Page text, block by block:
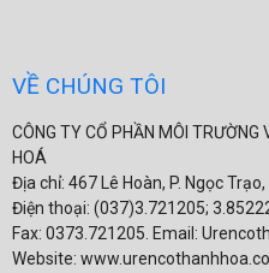
VỀ CHÚNG TÔI
CÔNG TY CỔ PHẦN MÔI TRƯỜNG
HOÁ
Địa chỉ: 467 Lê Hoàn, P. Ngọc Trạo,
Điện thoại: (037)3.721205;
Fax: 0373.721205. Email:
Website: